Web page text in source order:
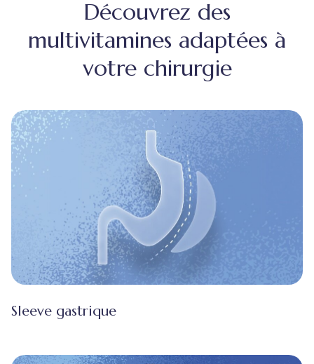
Découvrez des
multivitamines adaptées à
votre chirurgie
Sleeve gastrique